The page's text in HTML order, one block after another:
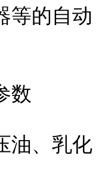
等的自动
数
油、乳化